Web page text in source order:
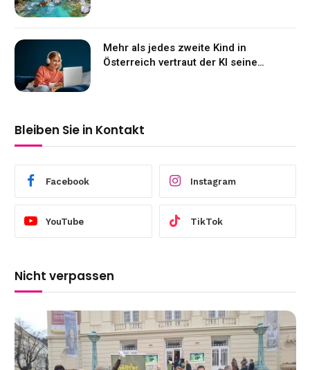
Mehr als jedes zweite Kind in
Österreich vertraut der KI seine
Bleiben Sie in Kontakt
Facebook Instagram
YouTube TikTok
Nicht verpassen